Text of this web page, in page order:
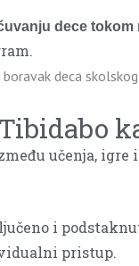
dece tokom
učenja,
i
pristup.